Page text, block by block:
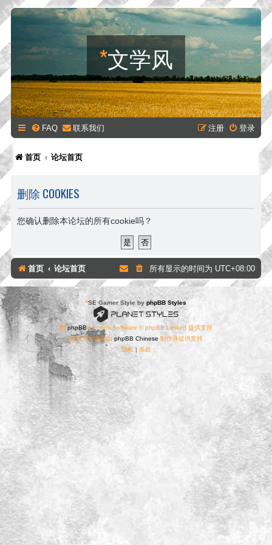
*文学风
FAQ 联系我们 登录
注册
首页 论坛首页
删除 COOKIES
您确认删除本论坛的所有cookie吗？
首页 论坛首页 所有显示的时间为 UTC+08:00
*SE Gamer Style by phpBB Styles
由phpBB® Forum Software © phpBB Limited 提供支持
简体中文语言由 phpBB Chinese制作并提供支持
隐私 | 条款